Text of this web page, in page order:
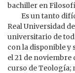
bachiller en
Es un tanto
Real Universidad
universitario de
con la disponible y
el 21 de noviembre
curso de Teología;